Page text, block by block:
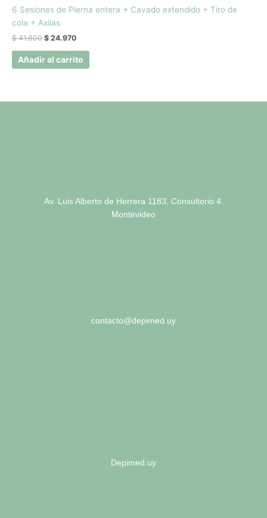
6 Sesiones de Pierna entera + Cavado extendido + Tiro de
cola + Axilas
$41.600
$ 41.600.
$ 24.970
$ 24.970.
Añadir al carrito
Av. Luis Alberto de Herrera 1183, Consultorio 4.
Montevideo
contacto@depimed.uy
Depimed.uy